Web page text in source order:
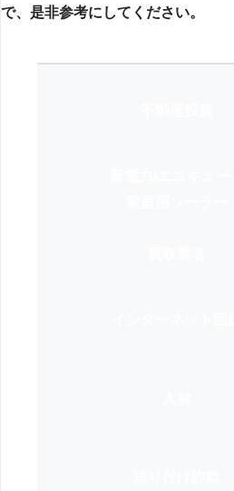
で、是非参考にしてください。